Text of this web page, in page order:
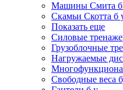
Машины Смита б
Скамьи Скотта б
Показать еще
Силовые
Грузоблочные
Нагружаемые
Свободные веса